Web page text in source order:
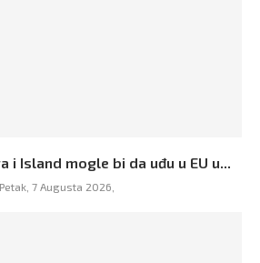
i Island mogle bi da uđu u EU u...
Petak, 7 Augusta 2026,